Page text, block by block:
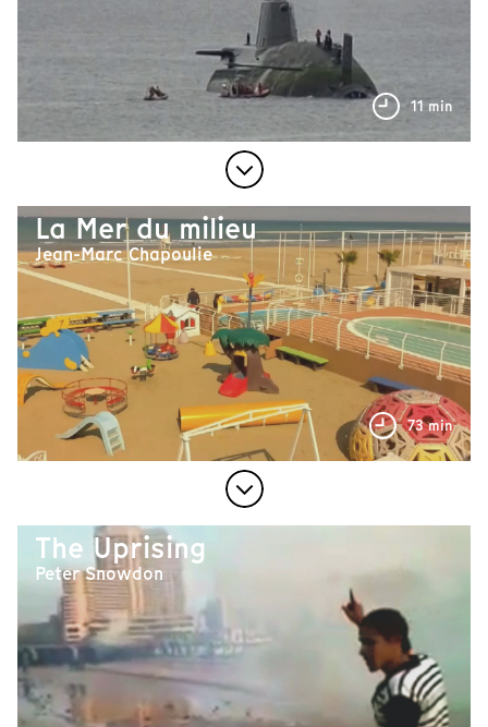
11 min
La Mer du milieu
Jean-Marc Chapoulie
73 min
The Uprising
Peter Snowdon